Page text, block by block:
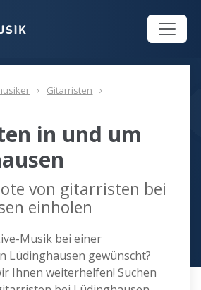
Gitarristen
in und um
von gitarristen bei
einholen
Musik bei einer
Lüdinghausen gewünscht?
Ihnen weiterhelfen! Suchen